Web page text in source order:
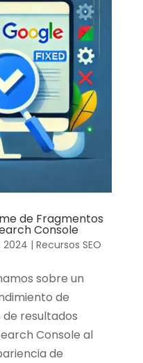
de Fragmentos
Console
2024 | Recursos SEO
sobre un
de
resultados
Console al
de